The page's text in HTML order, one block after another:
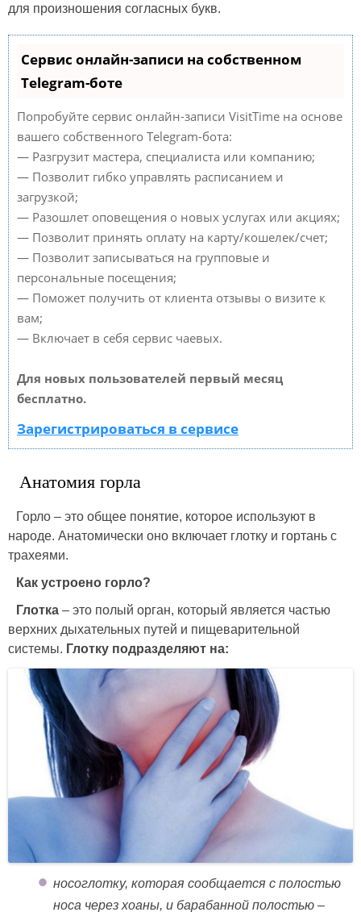
для произношения согласных букв.
Сервис онлайн-записи на собственном
Telegram-боте
Попробуйте сервис онлайн-записи VisitTime на основе
вашего собственного Telegram-бота:
— Разгрузит мастера, специалиста или компанию;
— Позволит гибко управлять расписанием и
загрузкой;
— Разошлет оповещения о новых услугах или акциях;
— Позволит принять оплату на карту/кошелек/счет;
— Позволит записываться на групповые и
персональные посещения;
— Поможет получить от клиента отзывы о визите к
вам;
— Включает в себя сервис чаевых.
Для новых пользователей первый месяц
бесплатно.
Зарегистрироваться в сервисе
Анатомия горла
Горло – это общее понятие, которое используют в
народе. Анатомически оно включает глотку и гортань с
трахеями.
Как устроено горло?
Глотка – это полый орган, который является частью
верхних дыхательных путей и пищеварительной
системы. Глотку подразделяют на:
носоглотку, которая сообщается с полостью
носа через хоаны, и барабанной полостью –